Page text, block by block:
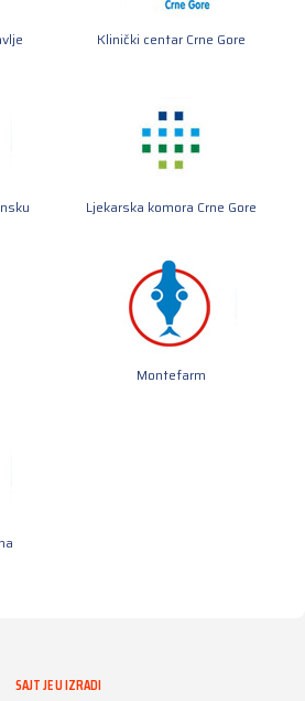
Klinički centar Crne Gore
Ljekarska komora Crne Gore
Montefarm
SAJT JE U IZRADI